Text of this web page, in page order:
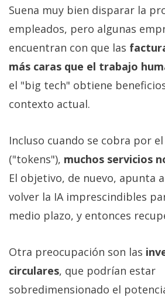
Suena muy bien disparar la
empleados, pero algunas
encuentran con que las
más caras que el trabajo
el "big tech" obtiene
contexto actual.
Incluso cuando se cobra por
("tokens"), muchos servicios
El objetivo, de nuevo, apunta
volver la IA imprescindibles
medio plazo, y entonces
Otra preocupación son las
circulares, que podrían estar
sobredimensionado el